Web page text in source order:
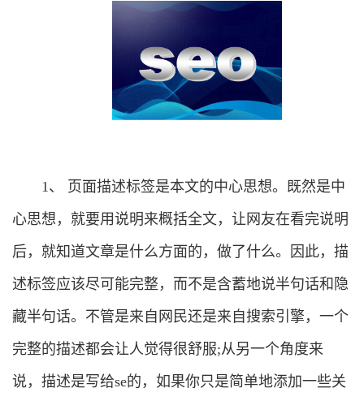
1、 页面描述标签是本文的中心思想。既然是中
心思想，就要用说明来概括全文，让网友在看完说明
后，就知道文章是什么方面的，做了什么。因此，描
述标签应该尽可能完整，而不是含蓄地说半句话和隐
藏半句话。不管是来自网民还是来自搜索引擎，一个
完整的描述都会让人觉得很舒服;从另一个角度来
说，描述是写给se的，如果你只是简单地添加一些关